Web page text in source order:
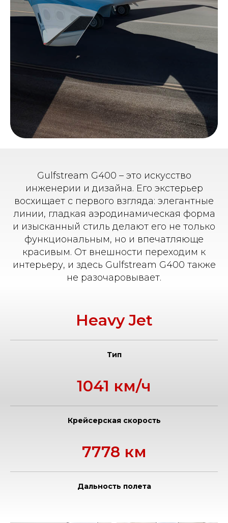
Gulfstream G400 – это искусство
инженерии и дизайна. Его экстерьер
восхищает с первого взгляда: элегантные
линии, гладкая аэродинамическая форма
и изысканный стиль делают его не только
функциональным, но и впечатляюще
красивым. От внешности переходим к
интерьеру, и здесь Gulfstream G400 также
не разочаровывает.
Heavy Jet
Тип
1041 км/ч
Крейсерская скорость
7778 км
Дальность полета